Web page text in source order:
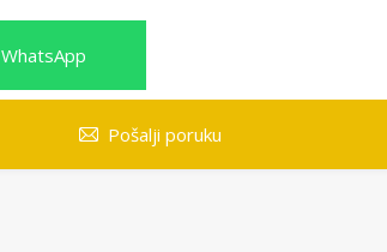
WhatsApp
Pošalji poruku